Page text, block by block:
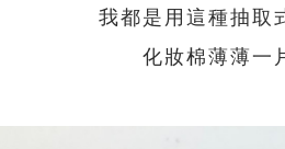
我都是用這種抽取
化妝棉薄薄一